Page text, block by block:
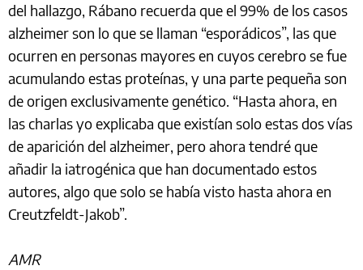
del hallazgo, Rábano recuerda que el 99% de los casos
alzheimer son lo que se llaman “esporádicos”, las que
ocurren en personas mayores en cuyos cerebro se fue
acumulando estas proteínas, y una parte pequeña son
de origen exclusivamente genético. “Hasta ahora, en
las charlas yo explicaba que existían solo estas dos vías
de aparición del alzheimer, pero ahora tendré que
añadir la iatrogénica que han documentado estos
autores, algo que solo se había visto hasta ahora en
Creutzfeldt-Jakob”.
AMR